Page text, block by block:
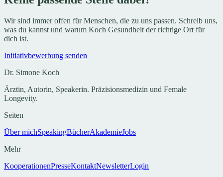
Wir sind immer offen für Menschen, die zu uns passen. Schreib uns,
was du kannst und warum Koch Gesundheit der richtige Ort für
dich ist.
Initiativbewerbung senden
Dr. Simone Koch
Ärztin, Autorin, Speakerin. Präzisionsmedizin und Female
Longevity.
Seiten
Über michSpeakingBücherAkademieJobs
Mehr
KooperationenPresseKontaktNewsletterLogin